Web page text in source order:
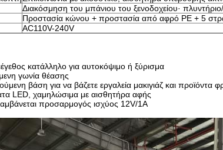
Διακόσμηση του μπάνιου του ξενοδοχείου·
Προστασία κώνου + προστασία από αφρό PE + 5
AC110V-240V
κατάλληλο για αυτοκόψιμο ή ξύρισμα
γωνία θέασης
βάση για να βάζετε εργαλεία μακιγιάζ και προϊόντα
LED, χαμηλώσιμα με αισθητήρα αφής
προσαρμογός ισχύος 12V/1A